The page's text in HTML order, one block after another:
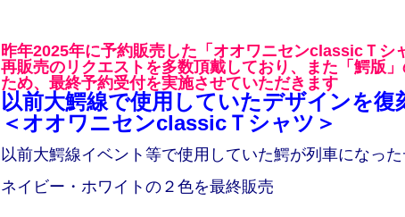
昨年2025年に予約販売した「オオワニセンclassicＴシ
再販売のリクエストを多数頂戴しており、また「鰐版
ため、最終予約受付を実施させていただきます
以前大鰐線で使用していたデザインを復
＜オオワニセンclassicＴシャツ＞
以前大鰐線イベント等で使用していた鰐が列車になっ
ネイビー・ホワイトの２色を最終販売